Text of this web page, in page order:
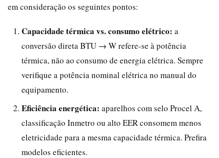
em consideração os seguintes pontos:
Capacidade térmica vs. consumo elétrico: a
conversão direta BTU → W refere-se à potência
térmica, não ao consumo de energia elétrica. Sempre
verifique a potência nominal elétrica no manual do
equipamento.
Eficiência energética: aparelhos com selo Procel A,
classificação Inmetro ou alto EER consomem menos
eletricidade para a mesma capacidade térmica. Prefira
modelos eficientes.